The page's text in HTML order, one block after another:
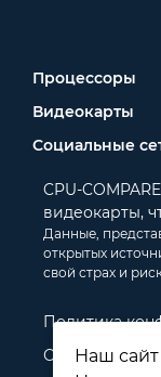
Процессоры
Видеокарты
Социальные
CPU-
видеокарты,
Данные,
открытых
свой страх и
Политика
Отказ от
Наш